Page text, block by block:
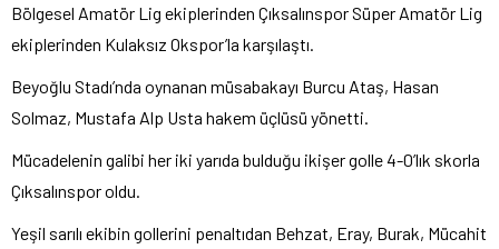
Bölgesel Amatör Lig ekiplerinden Çıksalınspor Süper Amatör Lig
ekiplerinden Kulaksız Okspor’la karşılaştı.
Beyoğlu Stadı’nda oynanan müsabakayı Burcu Ataş, Hasan
Solmaz, Mustafa Alp Usta hakem üçlüsü yönetti.
Mücadelenin galibi her iki yarıda bulduğu ikişer golle 4-0’lık skorla
Çıksalınspor oldu.
Yeşil sarılı ekibin gollerini penaltıdan Behzat, Eray, Burak, Mücahit